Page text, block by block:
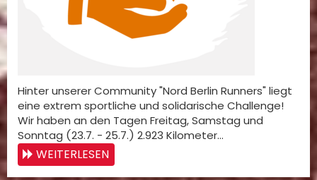
Hinter unserer Community "Nord Berlin Runners" liegt
eine extrem sportliche und solidarische Challenge!
Wir haben an den Tagen Freitag, Samstag und
Sonntag (23.7. - 25.7.) 2.923 Kilometer…
WEITERLESEN